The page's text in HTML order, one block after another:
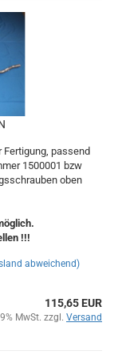
passend
1500001 bzw
oben
!!!
abweichend)
115,65 EUR
MwSt. zzgl. Versand